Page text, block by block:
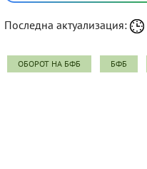
Последна актуализация:
ОБОРОТ НА БФБ БФБ